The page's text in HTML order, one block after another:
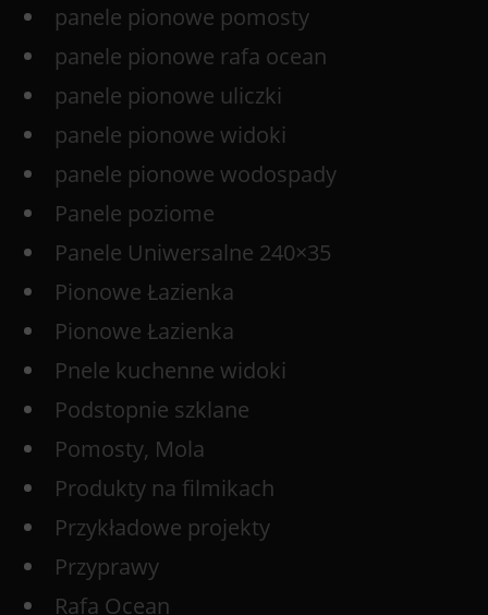
panele pionowe pomosty
panele pionowe rafa ocean
panele pionowe uliczki
panele pionowe widoki
panele pionowe wodospady
Panele poziome
Panele Uniwersalne 240×35
Pionowe Łazienka
Pionowe Łazienka
Pnele kuchenne widoki
Podstopnie szklane
Pomosty, Mola
Produkty na filmikach
Przykładowe projekty
Przyprawy
Rafa Ocean